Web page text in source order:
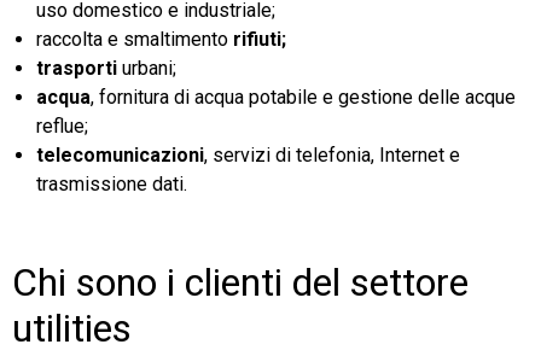
uso domestico e industriale;
raccolta e smaltimento rifiuti;
trasporti urbani;
acqua, fornitura di acqua potabile e gestione delle acque
reflue;
telecomunicazioni, servizi di telefonia, Internet e
trasmissione dati.
Chi sono i clienti del settore
utilities